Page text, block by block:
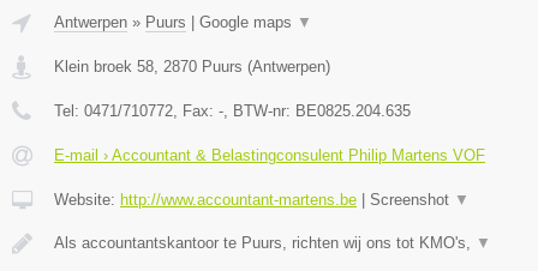
Antwerpen » Puurs Google maps ▼
Klein broek 58, 2870 Puurs (Antwerpen)
Tel: 0471/710772, Fax: -, BTW-nr: BE0825.204.635
E-mail › Accountant & Belastingconsulent Philip Martens VOF
Website: http://www.accountant-martens.be Screenshot ▼
Als accountantskantoor te Puurs, richten wij ons tot KMO's, ▼